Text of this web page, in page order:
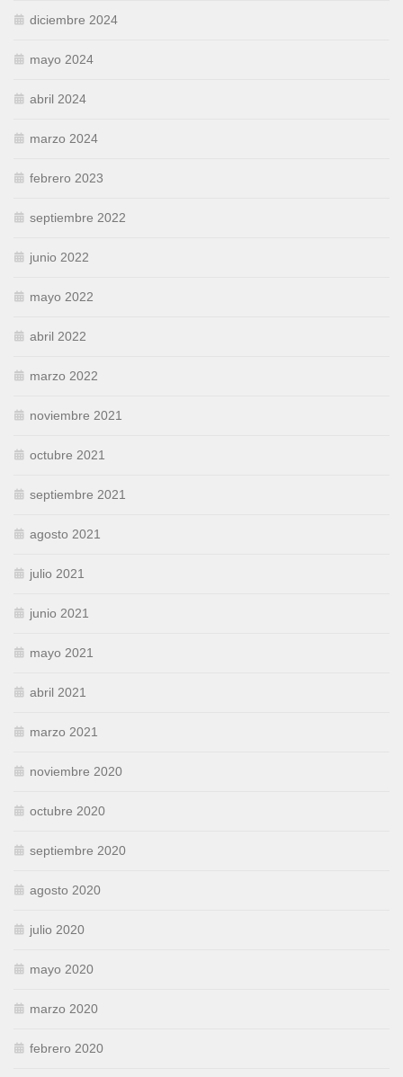
diciembre 2024
mayo 2024
abril 2024
marzo 2024
febrero 2023
septiembre 2022
junio 2022
mayo 2022
abril 2022
marzo 2022
noviembre 2021
octubre 2021
septiembre 2021
agosto 2021
julio 2021
junio 2021
mayo 2021
abril 2021
marzo 2021
noviembre 2020
octubre 2020
septiembre 2020
agosto 2020
julio 2020
mayo 2020
marzo 2020
febrero 2020